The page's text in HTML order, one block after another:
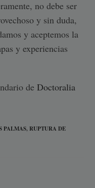
no debe ser
y sin duda,
y aceptemos la
y experiencias
deDoctoralia
PALMAS, RUPTURA DE